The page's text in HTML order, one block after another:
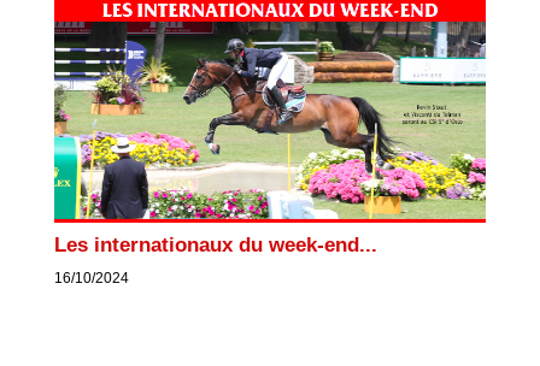
Les internationaux du week-end...
16/10/2024